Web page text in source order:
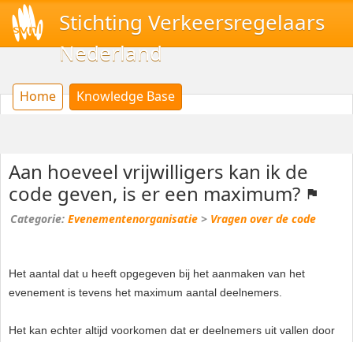
Stichting Verkeersregelaars
Nederland
Home Knowledge Base
Aan hoeveel vrijwilligers kan ik de
code geven, is er een maximum?
Evenementenorganisatie > Vragen over de code
Het aantal dat u heeft opgegeven bij het aanmaken van het
evenement is tevens het maximum aantal deelnemers.
Het kan echter altijd voorkomen dat er deelnemers uit vallen door